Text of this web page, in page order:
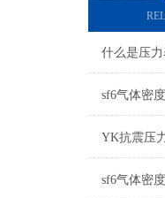
什么是压力